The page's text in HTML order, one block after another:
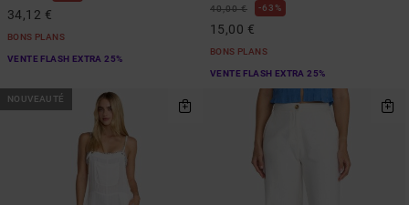
34,12 €
BONS PLANS
VENTE FLASH EXTRA 25%
40,00 € 63%
15,00 €
BONS PLANS
VENTE FLASH EXTRA 25%
NOUVEAUTÉ